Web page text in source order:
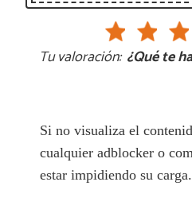
Tu valoración: ¿Qué te
Si no visualiza el
cualquier adblocker o
estar impidiendo su carga.